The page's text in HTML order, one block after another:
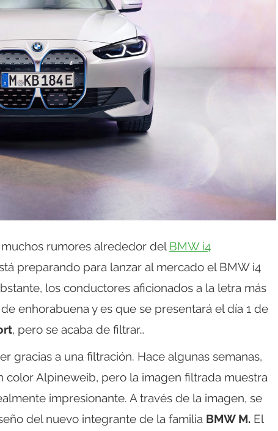
rumores alrededor del BMW i4
preparando para lanzar al mercado el BMW i4
los conductores aficionados a la letra más
enhorabuena y es que se presentará el día 1 de
, pero se acaba de filtrar…
gracias a una filtración. Hace algunas semanas,
color Alpineweib, pero la imagen filtrada muestra
impresionante. A través de la imagen, se
del nuevo integrante de la familia BMW M. El